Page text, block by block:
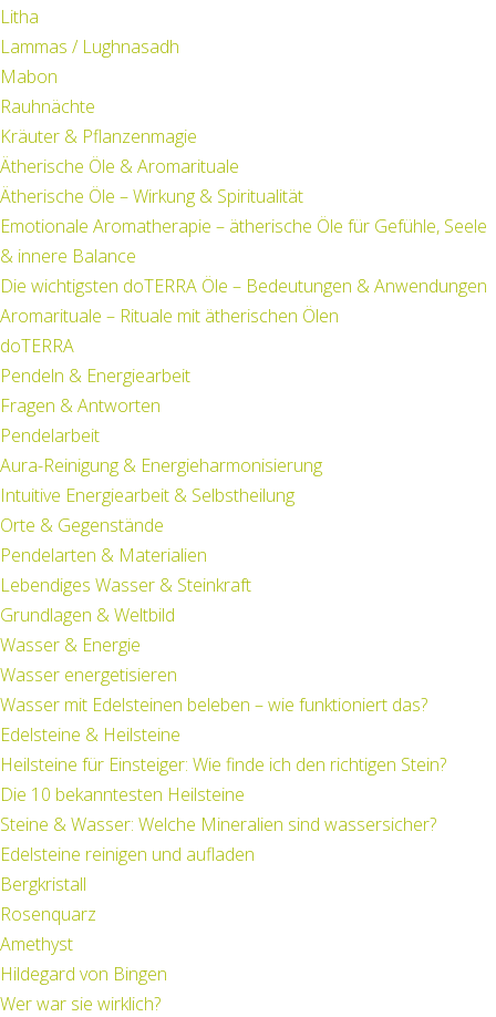
Litha
Lammas / Lughnasadh
Mabon
Rauhnächte
Kräuter & Pflanzenmagie
Ätherische Öle & Aromarituale
Ätherische Öle – Wirkung & Spiritualität
Emotionale Aromatherapie – ätherische Öle für Gefühle, Seele
& innere Balance
Die wichtigsten doTERRA Öle – Bedeutungen & Anwendungen
Aromarituale – Rituale mit ätherischen Ölen
doTERRA
Pendeln & Energiearbeit
Fragen & Antworten
Pendelarbeit
Aura-Reinigung & Energieharmonisierung
Intuitive Energiearbeit & Selbstheilung
Orte & Gegenstände
Pendelarten & Materialien
Lebendiges Wasser & Steinkraft
Grundlagen & Weltbild
Wasser & Energie
Wasser energetisieren
Wasser mit Edelsteinen beleben – wie funktioniert das?
Edelsteine & Heilsteine
Heilsteine für Einsteiger: Wie finde ich den richtigen Stein?
Die 10 bekanntesten Heilsteine
Steine & Wasser: Welche Mineralien sind wassersicher?
Edelsteine reinigen und aufladen
Bergkristall
Rosenquarz
Amethyst
Hildegard von Bingen
Wer war sie wirklich?